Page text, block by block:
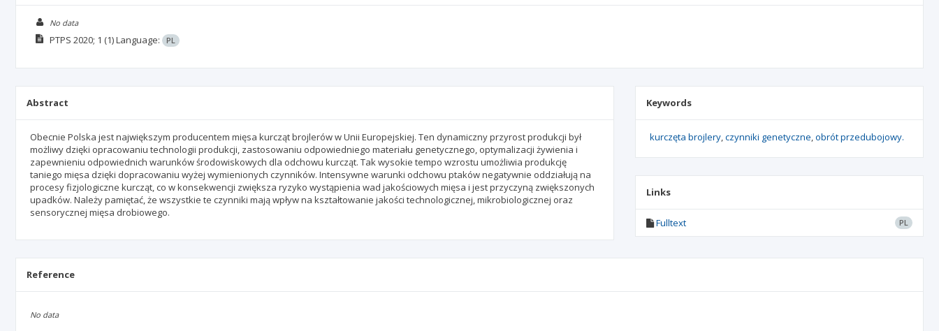
No data
PTPS 2020; 1 (1)Language: PL
Abstract
Obecnie Polska jest największym producentem mięsa kurcząt brojlerów w Unii Europejskiej. Ten dynamiczny przyrost produkcji był
możliwy dzięki opracowaniu technologii produkcji, zastosowaniu odpowiedniego materiału genetycznego, optymalizacji żywienia i
zapewnieniu odpowiednich warunków środowiskowych dla odchowu kurcząt. Tak wysokie tempo wzrostu umożliwia produkcję
taniego mięsa dzięki dopracowaniu wyżej wymienionych czynników. Intensywne warunki odchowu ptaków negatywnie oddziałują na
procesy fizjologiczne kurcząt, co w konsekwencji zwiększa ryzyko wystąpienia wad jakościowych mięsa i jest przyczyną zwiększonych
upadków. Należy pamiętać, że wszystkie te czynniki mają wpływ na kształtowanie jakości technologicznej, mikrobiologicznej oraz
sensorycznej mięsa drobiowego.
Keywords
kurczęta brojlery czynniki genetyczne obrót przedubojowy.
Links
Fulltext PL
Reference
No data